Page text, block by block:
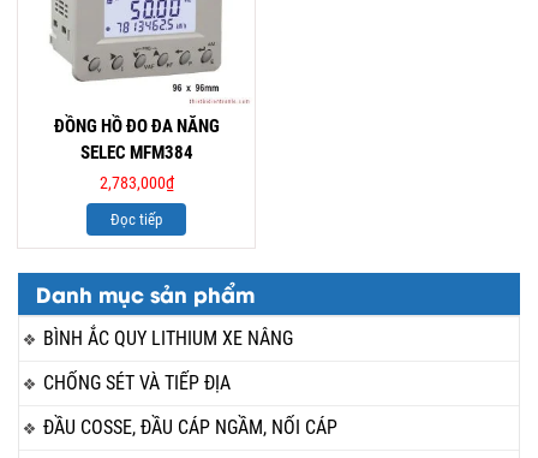
Danh mục sản phẩm
BÌNH ẮC QUY LITHIUM XE NÂNG
CHỐNG SÉT VÀ TIẾP ĐỊA
ĐẦU COSSE, ĐẦU CÁP NGẦM, NỐI CÁP
ĐỒNG HỒ ĐO ĐA NĂNG
SELEC MFM384
2,783,000₫
Đọc tiếp